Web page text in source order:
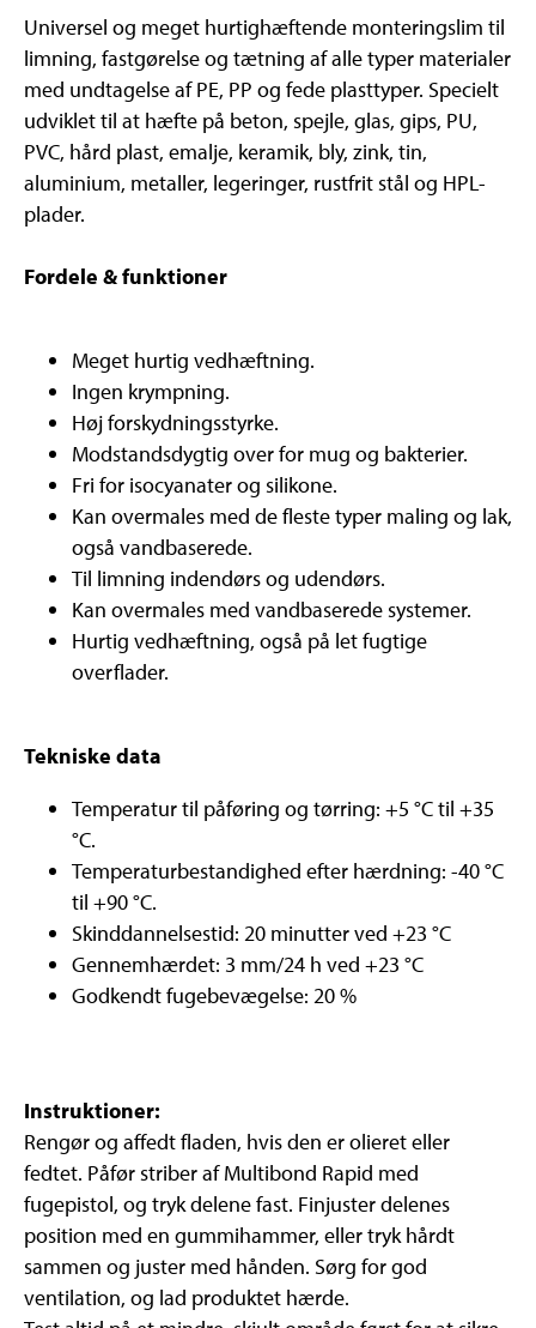
Universel og meget hurtighæftende monteringslim til
limning, fastgørelse og tætning af alle typer materialer
med undtagelse af PE, PP og fede plasttyper. Specielt
udviklet til at hæfte på beton, spejle, glas, gips, PU,
PVC, hård plast, emalje, keramik, bly, zink, tin,
aluminium, metaller, legeringer, rustfrit stål og HPL-
plader.
Fordele & funktioner
Meget hurtig vedhæftning.
Ingen krympning.
Høj forskydningsstyrke.
Modstandsdygtig over for mug og bakterier.
Fri for isocyanater og silikone.
Kan overmales med de fleste typer maling og lak,
også vandbaserede.
Til limning indendørs og udendørs.
Kan overmales med vandbaserede systemer.
Hurtig vedhæftning, også på let fugtige
overflader.
Tekniske data
Temperatur til påføring og tørring: +5 °C til +35
°C.
Temperaturbestandighed efter hærdning: -40 °C
til +90 °C.
Skinddannelsestid: 20 minutter ved +23 °C
Gennemhærdet: 3 mm/24 h ved +23 °C
Godkendt fugebevægelse: 20 %
Instruktioner:
Rengør og affedt fladen, hvis den er olieret eller
fedtet. Påfør striber af Multibond Rapid med
fugepistol, og tryk delene fast. Finjuster delenes
position med en gummihammer, eller tryk hårdt
sammen og juster med hånden. Sørg for god
ventilation, og lad produktet hærde.